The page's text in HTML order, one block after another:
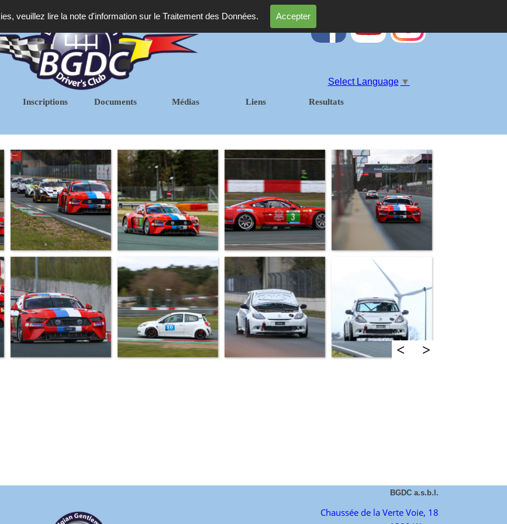
veuillez lire la note d'information sur le Traitement des Données. Accepter
Inscriptions Documents Médias Liens Resultats
Select Language ▼
< >
BGDC a.s.b.l.
Chaussée de la Verte Voie, 18